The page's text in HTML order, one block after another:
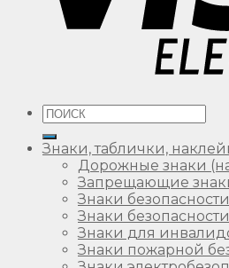
Искать:
Знаки, таблички,
Дорожные знаки
Запрещающие
Знаки безопасности
Знаки
Знаки для
Знаки пожарной